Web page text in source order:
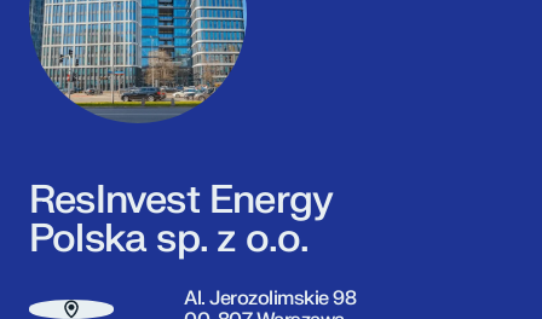
ResInvest Energy
Polska sp. z o.o.
Al. Jerozolimskie 98